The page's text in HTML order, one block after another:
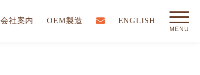
会社案内 OEM製造 ENGLISH